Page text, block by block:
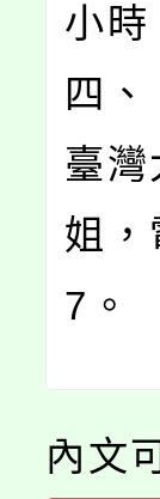
小時
四
臺
姐
7。
內文